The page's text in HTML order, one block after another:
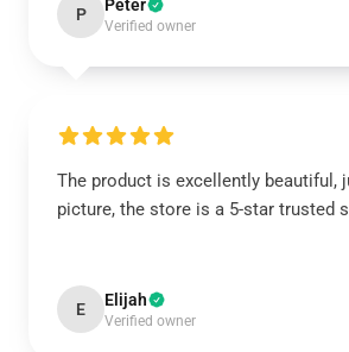
P Peter
Verified owner
The product is excellently beautiful,
picture, the store is a 5-star trusted
E Elijah
Verified owner